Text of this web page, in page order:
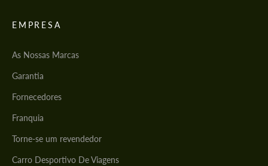
EMPRESA
As Nossas Marcas
Garantia
Fornecedores
Franquia
Torne-se um revendedor
Carro Desportivo De Viagens